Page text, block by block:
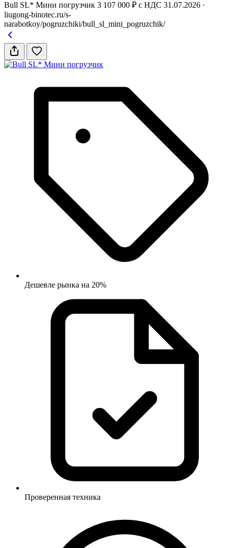
Bull SL* Мини погрузчик 3 107 000 ₽ с НДС 31.07.2026 ·
liugong-binotec.ru/s-
narabotkoy/pogruzchiki/bull_sl_mini_pogruzchik/
Дешевле рынка на 20%
Проверенная техника